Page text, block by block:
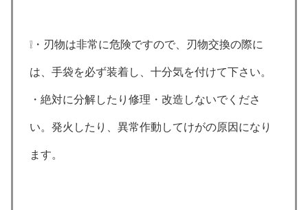
❕・刃物は非常に危険ですので、刃物交換の際に
は、手袋を必ず装着し、十分気を付けて下さい。
・絶対に分解したり修理・改造しないでくださ
い。発火したり、異常作動してけがの原因になり
ます。